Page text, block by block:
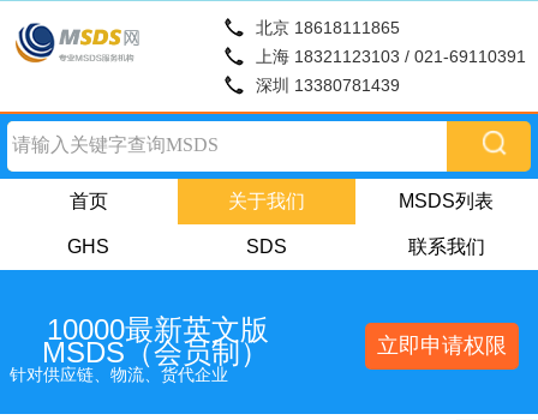
北京 18618111865
上海 18321123103 / 021-69110391
深圳 13380781439
首页 关于我们 MSDS列表
GHS SDS 联系我们
10000最新英文版
MSDS（会员制）
针对供应链、物流、货代企业
立即申请权限